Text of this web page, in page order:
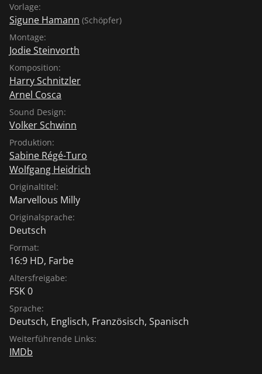
Vorlage:
Sigune Hamann (Schöpfer)
Montage:
Jodie Steinvorth
Komposition:
Harry Schnitzler
Arnel Cosca
Sound Design:
Volker Schwinn
Produktion:
Sabine Régé-Turo
Wolfgang Heidrich
Originaltitel:
Marvellous Milly
Originalsprache:
Deutsch
Format:
16:9 HD, Farbe
Altersfreigabe:
FSK 0
Sprache:
Deutsch, Englisch, Französisch, Spanisch
Weiterführende Links:
IMDb